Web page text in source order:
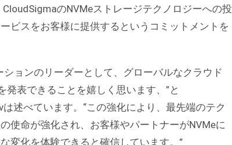
CloudSigmaのNVMeストレージテクノロジーへの投
ビスをお客様に提供するというコミットメントを
ョンのリーダーとして、グローバルなクラウド
発表できることを嬉しく思います、”と
述べています。“この強化により、最先端のテク
使命が強化され、お客様やパートナーがNVMeに
変化を体験できると確信しています。”